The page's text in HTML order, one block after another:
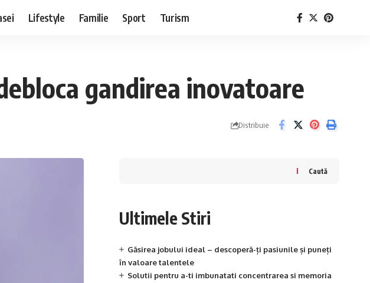
Lifestyle Familie Sport Turism
gandirea inovatoare
Distribuie
Caută
Ultimele Stiri
Găsirea jobului ideal – descoperă-ți pasiunile și puneți
în valoare talentele
Solutii pentru a-ti imbunatati concentrarea si memoria